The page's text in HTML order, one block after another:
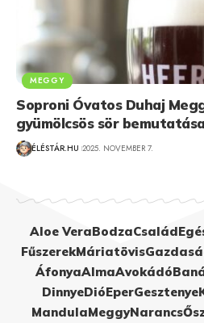
MEGGY
Soproni Óvatos Duhaj
gyümölcsös sör
ÉLÉSTÁR.HU 2025. NOVEMBER 7.
Aloe VeraBodzaCsalád
FűszerekMáriatövis
ÁfonyaAlmaAvokádó
DinnyeDióEperGesztenye
MandulaMeggyNarancs